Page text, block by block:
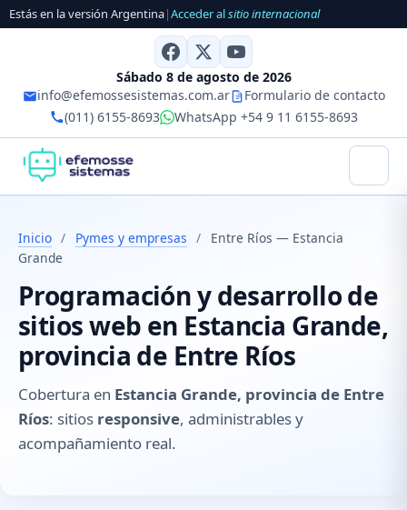
Estás en la versión Argentina|Acceder alsitio internacional
Sábado 8 de agosto de 2026
info@efemossesistemas.com.ar
Formulario de contacto
(011) 6155-8693
WhatsApp +54 9 11 6155-8693
Inicio / Pymes y empresas /
Entre Ríos — Estancia
Grande
Programación y desarrollo de
sitios web en Estancia Grande,
provincia de Entre Ríos
Cobertura en Estancia Grande, provincia de Entre
Ríos: sitios responsive, administrables y
acompañamiento real.